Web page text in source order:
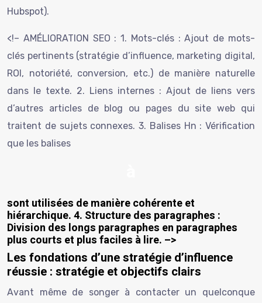
Hubspot).
<!– AMÉLIORATION SEO : 1. Mots-clés : Ajout de mots-
clés pertinents (stratégie d’influence, marketing digital,
ROI, notoriété, conversion, etc.) de manière naturelle
dans le texte. 2. Liens internes : Ajout de liens vers
d’autres articles de blog ou pages du site web qui
traitent de sujets connexes. 3. Balises Hn : Vérification
que les balises
sont utilisées de manière cohérente et
hiérarchique. 4. Structure des paragraphes :
Division des longs paragraphes en paragraphes
plus courts et plus faciles à lire. –>
Les fondations d’une stratégie d’influence
réussie : stratégie et objectifs clairs
Avant même de songer à contacter un quelconque